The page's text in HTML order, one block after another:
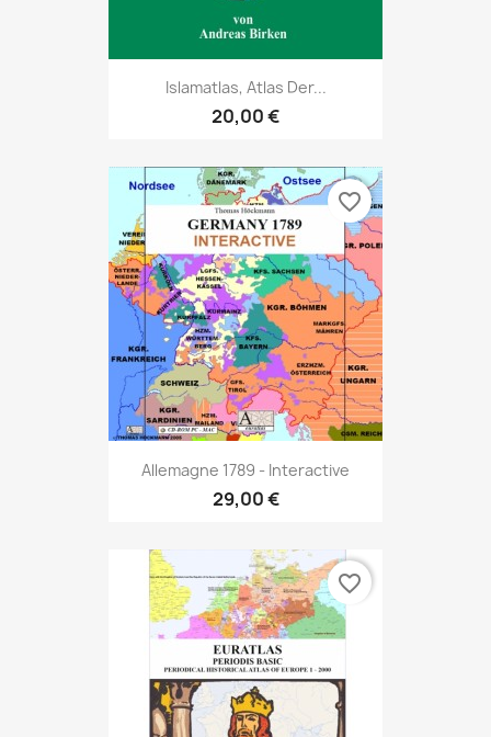
Islamatlas, Atlas Der...
20,00 €
Allemagne 1789 - Interactive
29,00 €
favorite_border
favorite_border